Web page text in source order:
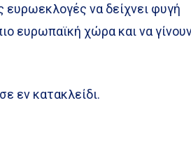
να δείχνει φυγή
ευρωπαϊκή χώρα και να
εν κατακλείδι.